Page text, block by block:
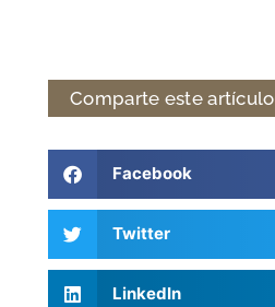
Comparte este artículo
Facebook
Twitter
LinkedIn